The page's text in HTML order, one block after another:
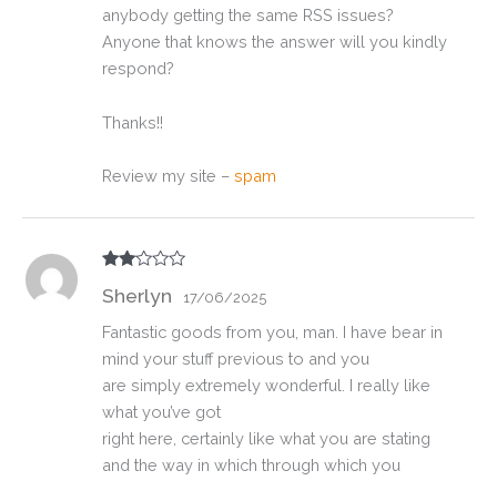
anybody getting the same RSS issues?
Anyone that knows the answer will you kindly
respond?
Thanks!!
Review my site – spam
rado
2de
Sherlyn 17/06/2025
Fantastic goods from you, man. I have bear in
mind your stuff previous to and you
are simply extremely wonderful. I really like
what you’ve got
right here, certainly like what you are stating
and the way in which through which you